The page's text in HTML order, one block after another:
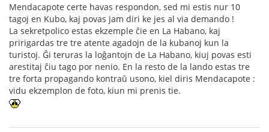
Mendacapote certe havas respondon, sed mi estis nur 10
tagoj en Kubo, kaj povas jam diri ke jes al via demando !
La sekretpolico estas ekzemple ĉie en La Habano, kaj
pririgardas tre tre atente agadojn de la kubanoj kun la
turistoj. Ĝi teruras la loĝantojn de La Habano, kiuj povas esti
arestitaj ĉiu tago por nenio. En la resto de la lando estas tre
tre forta propagando kontraŭ usono, kiel diris Mendacapote :
vidu ekzemplon de foto, kiun mi prenis tie.